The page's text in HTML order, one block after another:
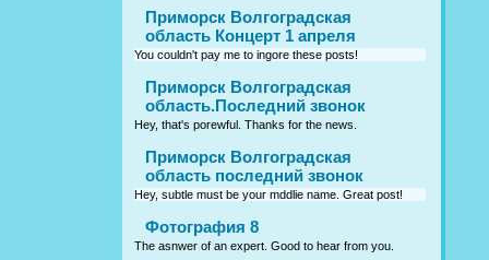
Приморск Волгоградская
область Концерт 1 апреля
You couldn't pay me to ingore these posts!
Приморск Волгоградская
область.Последний звонок
Hey, that's porewful. Thanks for the news.
Приморск Волгоградская
область последний звонок
Hey, subtle must be your mddlie name. Great post!
Фотография 8
The asnwer of an expert. Good to hear from you.